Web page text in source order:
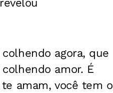
agora, que
amor. É
amam, você tem o